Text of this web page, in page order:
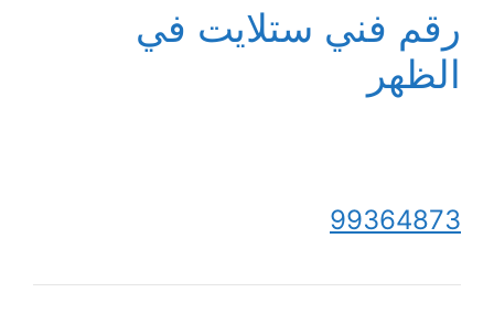
رقم فني ستلايت في
الظهر
99364873